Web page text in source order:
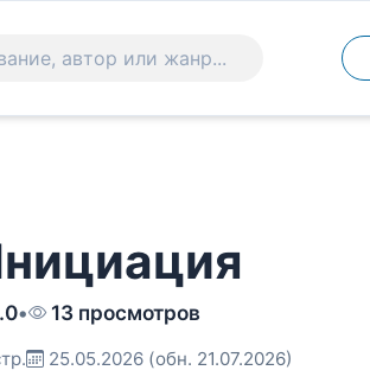
• 13 просмотров
25.05.2026 (обн. 21.07.2026)